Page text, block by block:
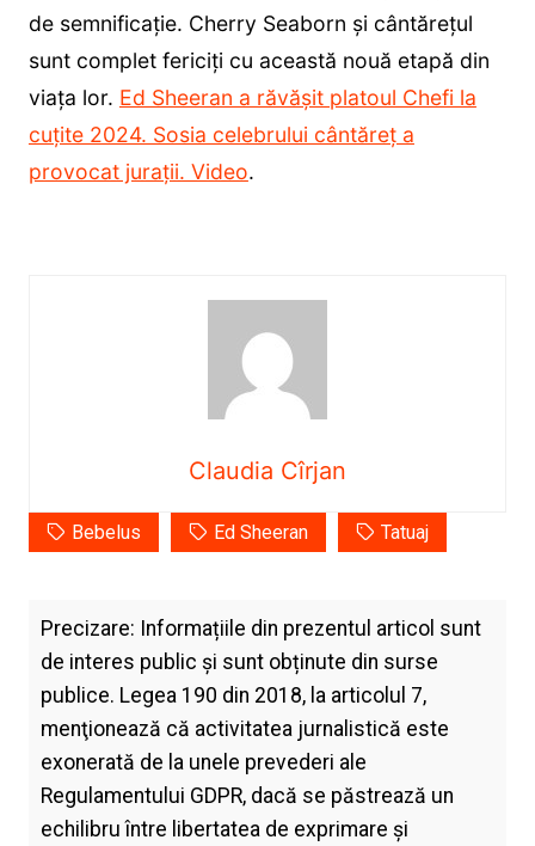
de semnificație. Cherry Seaborn și cântărețul
sunt complet fericiți cu această nouă etapă din
viața lor. Ed Sheeran a răvășit platoul Chefi la
cuțite 2024. Sosia celebrului cântăreț a
provocat jurații. Video.
Claudia Cîrjan
Bebelus Ed Sheeran Tatuaj
Precizare: Informațiile din prezentul articol sunt
de interes public și sunt obținute din surse
publice. Legea 190 din 2018, la articolul 7,
menţionează că activitatea jurnalistică este
exonerată de la unele prevederi ale
Regulamentului GDPR, dacă se păstrează un
echilibru între libertatea de exprimare şi